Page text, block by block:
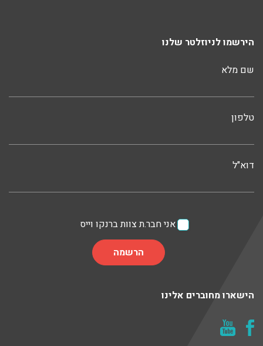
הירשמו לניוזלטר שלנו
שם מלא
טלפון
דוא"ל
אני חבר.ת צוות ברנקו וייס
הישארו מחוברים אלינו